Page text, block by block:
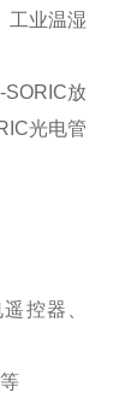
业温湿
SORIC放
光电管
控器、